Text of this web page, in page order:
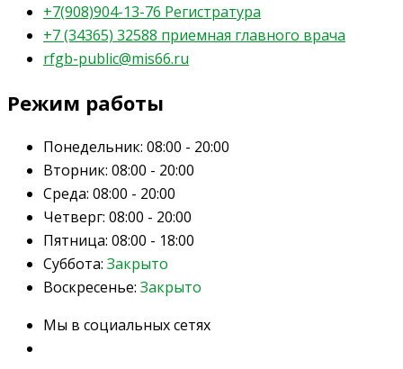
+7(908)904-13-76 Регистратура
+7 (34365) 32588 приемная главного врача
rfgb-public@mis66.ru
Режим работы
Понедельник: 08:00 - 20:00
Вторник: 08:00 - 20:00
Среда: 08:00 - 20:00
Четверг: 08:00 - 20:00
Пятница: 08:00 - 18:00
Суббота: Закрыто
Воскресенье: Закрыто
Мы в социальных сетях